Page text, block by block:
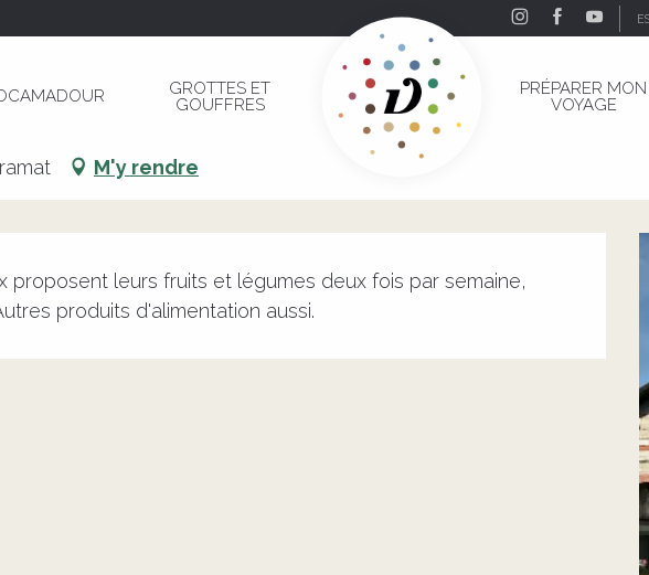
GROTTES ET
GOUFFRES
PRÉPARER MON
VOYAGE
M'y rendre
proposent leurs fruits et légumes deux fois par semaine,
produits d'alimentation aussi.